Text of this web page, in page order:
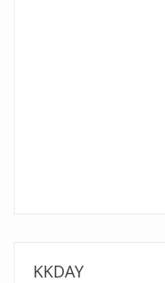
KKDAY